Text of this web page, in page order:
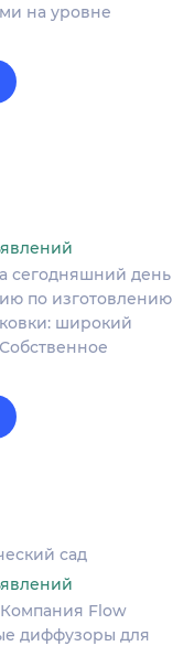
на уровне
сегодняшний день
по изготовлению
широкий
сад
Flow
диффузоры для